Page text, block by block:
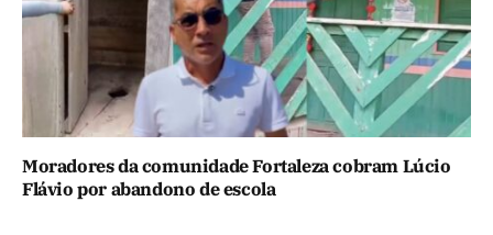
Moradores da comunidade Fortaleza cobram Lúcio
Flávio por abandono de escola